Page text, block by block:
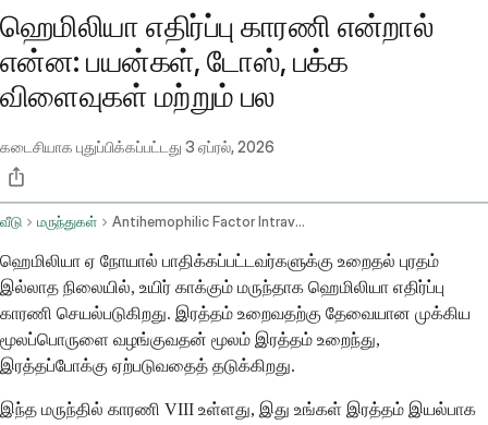
ஹெமிலியா எதிர்ப்பு காரணி என்றால்
என்ன: பயன்கள், டோஸ், பக்க
விளைவுகள் மற்றும் பல
கடைசியாக புதுப்பிக்கப்பட்டது 3 ஏப்ரல், 2026
வீடு மருந்துகள் Antihemophilic Factor Intravenous Route
ஹெமிலியா ஏ நோயால் பாதிக்கப்பட்டவர்களுக்கு உறைதல் புரதம்
இல்லாத நிலையில், உயிர் காக்கும் மருந்தாக ஹெமிலியா எதிர்ப்பு
காரணி செயல்படுகிறது. இரத்தம் உறைவதற்கு தேவையான முக்கிய
மூலப்பொருளை வழங்குவதன் மூலம் இரத்தம் உறைந்து,
இரத்தப்போக்கு ஏற்படுவதைத் தடுக்கிறது.
இந்த மருந்தில் காரணி VIII உள்ளது, இது உங்கள் இரத்தம் இயல்பாக